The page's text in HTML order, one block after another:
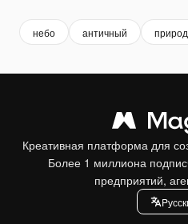
небо античный
Креативная платформа для
Более 1 миллиона
предприятий,